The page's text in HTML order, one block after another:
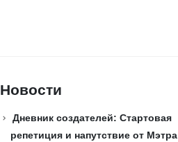
Новости
Дневник создателей: Стартовая
репетиция и напутствие от Мэтра